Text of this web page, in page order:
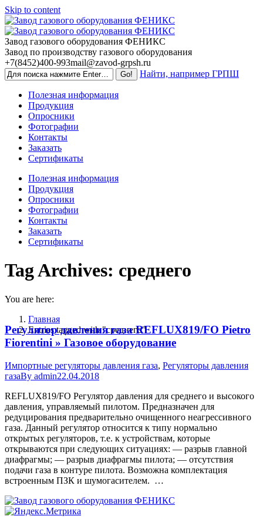
Skip to content
Завод газового оборудования ФЕНИКС
Завод по производству газового оборудования
+7(8452)400-993mail@zavod-grpsh.ru
Найти, например ГРПШ
Полезная информация
Продукция
Опросники
Фотографии
Контакты
Заказать
Сертификаты
Полезная информация
Продукция
Опросники
Фотографии
Контакты
Заказать
Сертификаты
Tag Archives: среднего
You are here:
Главная
Entries tagged with "среднего"
Регулятор давления газа REFLUX819/FO Pietro
Fiorentini » Газовое оборудование
Импортные регуляторы давления газа, Регуляторы давления
газаBy admin22.04.2018
REFLUX819/FO Регулятор давления для среднего и высокого
давления, управляемый пилотом. Предназначен для
редуцирования предварительно очищенного неагрессивного
газа. Данный регулятор относится к типу нормально
открытых регуляторов, т.е. к устройствам, которые
открываются при следующих ситуациях: — разрыв главной
диафрагмы; — разрыв диафрагмы пилота; — отсутствия
подачи газа в контуре пилота. Возможна комплектация
встроенным ПЗК и шумогасителем. …